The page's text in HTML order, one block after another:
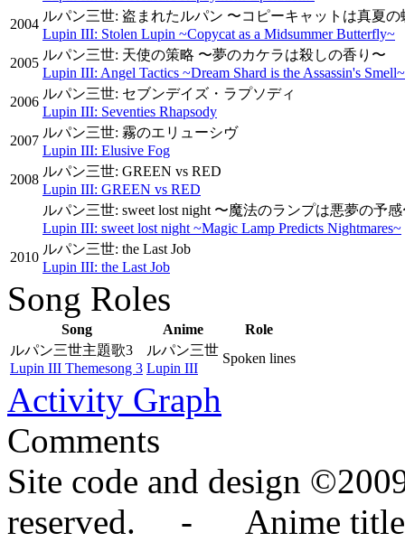
2004
ルパン三世: 盗まれたルパン 〜コピーキャットは真夏の
Lupin III: Stolen Lupin ~Copycat as a Midsummer Butterfly~
2005
ルパン三世: 天使の策略 〜夢のカケラは殺しの香り〜
Lupin III: Angel Tactics ~Dream Shard is the Assassin's Smell~
2006
ルパン三世: セブンデイズ・ラプソディ
Lupin III: Seventies Rhapsody
2007
ルパン三世: 霧のエリューシヴ
Lupin III: Elusive Fog
2008
ルパン三世: GREEN vs RED
Lupin III: GREEN vs RED
ルパン三世: sweet lost night 〜魔法のランプは悪夢の予
Lupin III: sweet lost night ~Magic Lamp Predicts Nightmares~
2010
ルパン三世: the Last Job
Lupin III: the Last Job
Song Roles
Song Anime
Role
ルパン三世主題歌3
Lupin III Themesong 3
ルパン三世
Lupin III
Spoken lines
Activity Graph
Comments
Site code and design
reserved. - Anime titles,